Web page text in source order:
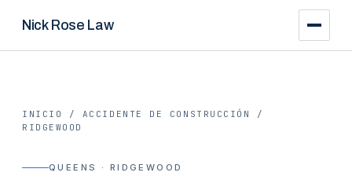
Nick Rose Law
INICIO / ACCIDENTE DE CONSTRUCCIÓN
/
RIDGEWOOD
QUEENS · RIDGEWOOD